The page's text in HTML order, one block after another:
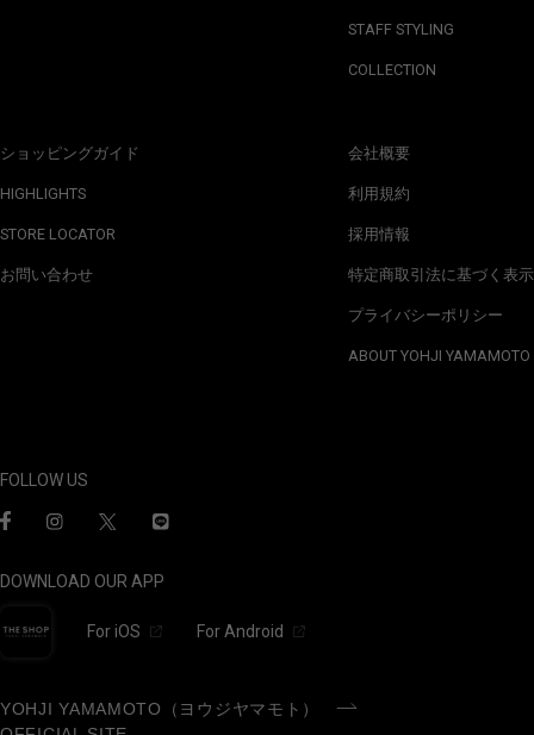
ショッピングガイド
HIGHLIGHTS
STORE LOCATOR
お問い合わせ
STAFF STYLING
COLLECTION
会社概要
利用規約
採用情報
特定商取引法に基づく表示
プライバシーポリシー
ABOUT YOHJI YAMAMOTO
FOLLOW US
DOWNLOAD OUR APP
For iOS For Android
YOHJI YAMAMOTO（ヨウジヤマモト）